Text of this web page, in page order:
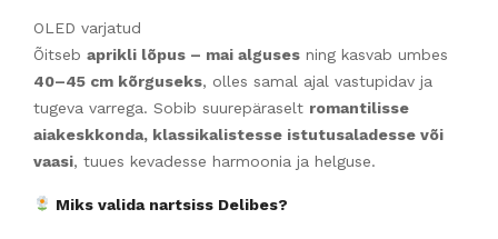
OLED varjatud
Õitseb aprikli lõpus – mai alguses ning kasvab umbes
40–45 cm kõrguseks, olles samal ajal vastupidav ja
tugeva varrega. Sobib suurepäraselt romantilisse
aiakeskkonda, klassikalistesse istutusaladesse või
vaasi, tuues kevadesse harmoonia ja helguse.
Miks valida nartsiss Delibes?